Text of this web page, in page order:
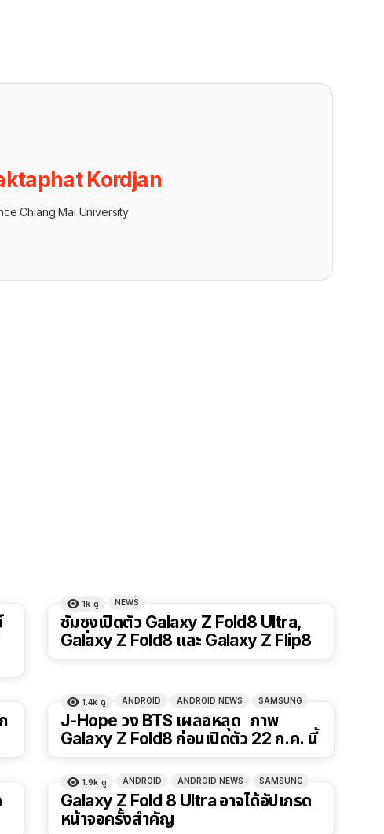
Kordjan
Chiang Mai University
1k ดู NEWS
ซัมซุงเปิดตัว Galaxy Z Fold8 Ultra,
Galaxy Z Fold8 และ Galaxy Z Flip8
1.4k ดู ANDROID ANDROID NEWS SAMSUNG
J-Hope วง BTS เผลอหลุด ภาพ
Galaxy Z Fold8 ก่อนเปิดตัว 22 ก.ค. นี้
1.9k ดู ANDROID ANDROID NEWS SAMSUNG
Galaxy Z Fold 8 Ultra อาจได้อัปเกรด
หน้าจอครั้งสำคัญ